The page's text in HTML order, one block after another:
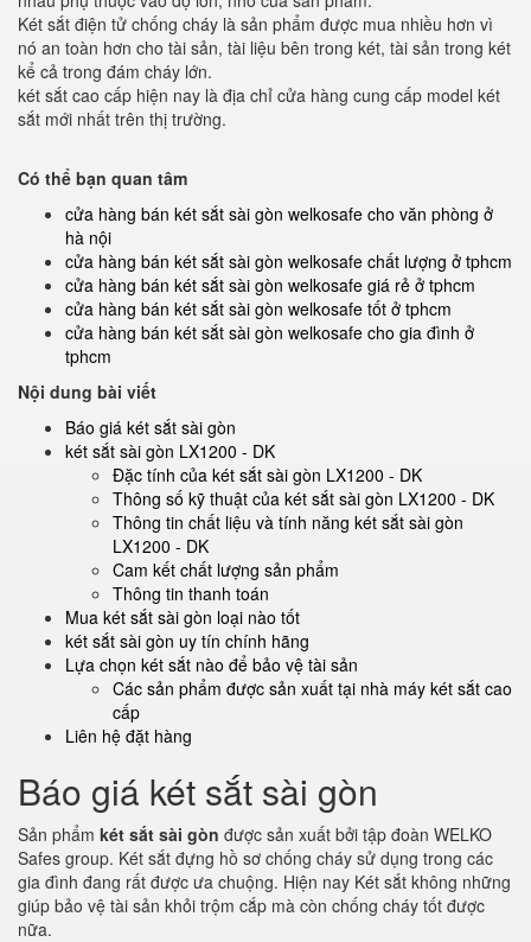
Két sắt điện tử chống cháy là sản phẩm được mua nhiều hơn vì
nó an toàn hơn cho tài sản, tài liệu bên trong két, tài sản trong két
kể cả trong đám cháy lớn.
két sắt cao cấp hiện nay là địa chỉ cửa hàng cung cấp model két
sắt mới nhất trên thị trường.
Có thể bạn quan tâm
cửa hàng bán két sắt sài gòn welkosafe cho văn phòng ở
hà nội
cửa hàng bán két sắt sài gòn welkosafe chất lượng ở tphcm
cửa hàng bán két sắt sài gòn welkosafe giá rẻ ở tphcm
cửa hàng bán két sắt sài gòn welkosafe tốt ở tphcm
cửa hàng bán két sắt sài gòn welkosafe cho gia đình ở
tphcm
Nội dung bài viết
Báo giá két sắt sài gòn
két sắt sài gòn LX1200 - DK
Đặc tính của két sắt sài gòn LX1200 - DK
Thông số kỹ thuật của két sắt sài gòn LX1200 - DK
Thông tin chất liệu và tính năng két sắt sài gòn
LX1200 - DK
Cam kết chất lượng sản phẩm
Thông tin thanh toán
Mua két sắt sài gòn loại nào tốt
két sắt sài gòn uy tín chính hãng
Lựa chọn két sắt nào để bảo vệ tài sản
Các sản phẩm được sản xuất tại nhà máy két sắt cao
cấp
Liên hệ đặt hàng
Báo giá két sắt sài gòn
Sản phẩm két sắt sài gòn được sản xuất bởi tập đoàn WELKO
Safes group. Két sắt đựng hồ sơ chống cháy sử dụng trong các
gia đình đang rất được ưa chuộng. Hiện nay Két sắt không những
giúp bảo vệ tài sản khỏi trộm cắp mà còn chống cháy tốt được
nữa.